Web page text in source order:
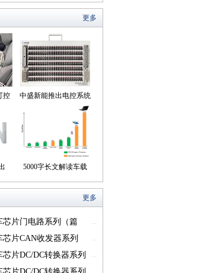
进测评技术
更多
控
我
中盛新能推出电控系统
控制器BOB集成断线
5000字长文解读车载
USB供电的方方面面
更多
...
芯片门电路系列（篇
...
片CAN收发器系列
...
片DC/DC转换器系列
...